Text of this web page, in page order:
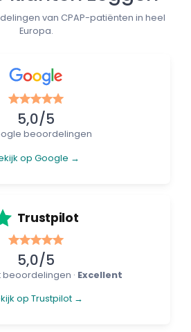
van CPAP-patiënten in heel
Europa.
5,0/5
beoordelingen
op Google →
Trustpilot
5,0/5
beoordelingen · Excellent
op Trustpilot →